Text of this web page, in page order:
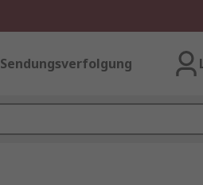
Sendungsverfolgung